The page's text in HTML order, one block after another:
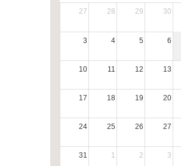
27
28 29 30
3 4 5 6
10 11 12 13
17 18 19 20
24 25 26 27
31 1 2 3